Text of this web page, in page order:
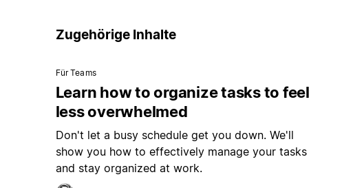
Zugehörige Inhalte
Für Teams
Learn how to organize tasks to feel
less overwhelmed
Don't let a busy schedule get you down. We'll
show you how to effectively manage your tasks
and stay organized at work.